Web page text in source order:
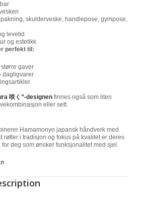
skulderveske, handlepose, gympose,
levetid
og estetikk
perfekt til:
gaver
dagligvarer
咲く”-designen finnes også som liten
eller sett.
Hamamonyo japansk håndverk med
røtter i tradisjon og fokus på kvalitet er deres
deg som ønsker funksjonalitet med sjel.